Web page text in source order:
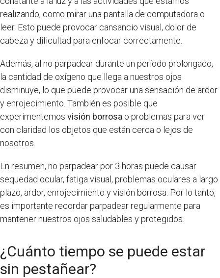
realizando, como mirar una pantalla de computadora o
leer. Esto puede provocar cansancio visual, dolor de
cabeza y dificultad para enfocar correctamente.
Además, al no parpadear durante un período prolongado,
la cantidad de oxígeno que llega a nuestros ojos
disminuye, lo que puede provocar una sensación de ardor
y enrojecimiento. También es posible que
experimentemos visión borrosa o problemas para ver
con claridad los objetos que están cerca o lejos de
nosotros.
En resumen, no parpadear por 3 horas puede causar
sequedad ocular, fatiga visual, problemas oculares a largo
plazo, ardor, enrojecimiento y visión borrosa. Por lo tanto,
es importante recordar parpadear regularmente para
mantener nuestros ojos saludables y protegidos.
¿Cuánto tiempo se puede estar
sin pestañear?